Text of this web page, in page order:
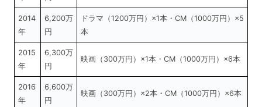
2014
年
6,200万
円
ドラマ（1200万円）×1本・CM（1000万円）×5
本
2015
年
6,300万
円
映画（300万円）×1本・CM（1000万円）×6本
2016
年
6,600万
円
映画（300万円）×2本・CM（1000万円）×6本